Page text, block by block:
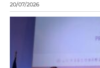
20/07/2026